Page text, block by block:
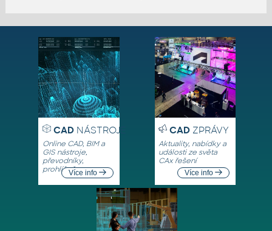
CADNÁSTROJE
Online CAD, BIM a
GIS nástroje,
převodníky,
prohlížečeVíce info
CADZPRÁVY
Aktuality, nabídky a
události ze světa
CAx řešení
Více info